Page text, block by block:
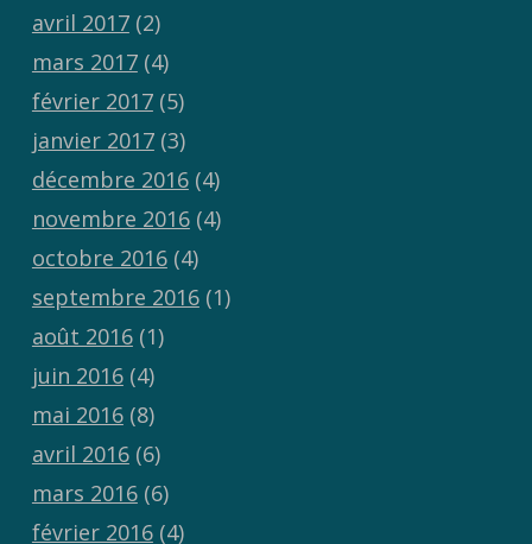
avril 2017(2)
mars 2017(4)
février 2017(5)
janvier 2017(3)
décembre 2016(4)
novembre 2016(4)
octobre 2016(4)
septembre 2016(1)
août 2016(1)
juin 2016(4)
mai 2016(8)
avril 2016(6)
mars 2016(6)
février 2016(4)